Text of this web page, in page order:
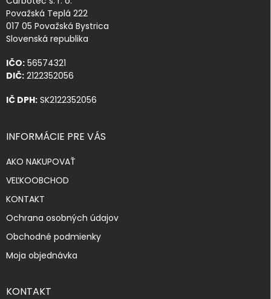
Považská Teplá 222
017 05 Považská Bystrica
Slovenská republika
IČO: 56574321
DIČ: 2122352056
IČ DPH: SK2122352056
INFORMÁCIE PRE VÁS
AKO NAKUPOVAŤ
VEĽKOOBCHOD
KONTAKT
Ochrana osobných údajov
Obchodné podmienky
Moja objednávka
KONTAKT